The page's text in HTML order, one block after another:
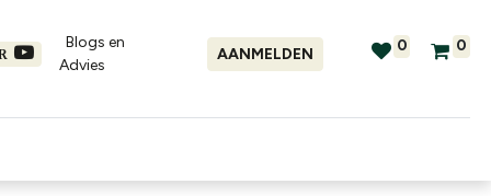
Blogs en
Advies​
AANMELDEN 0 0